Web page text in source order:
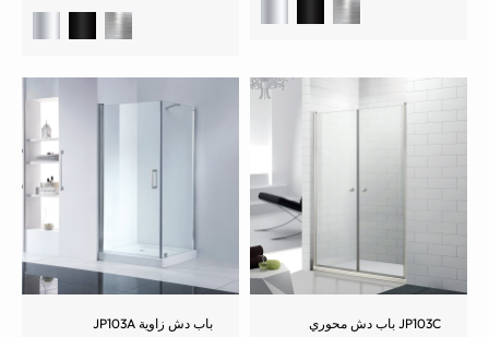
JP103C باب دش محوري
باب دش زاوية JP103A